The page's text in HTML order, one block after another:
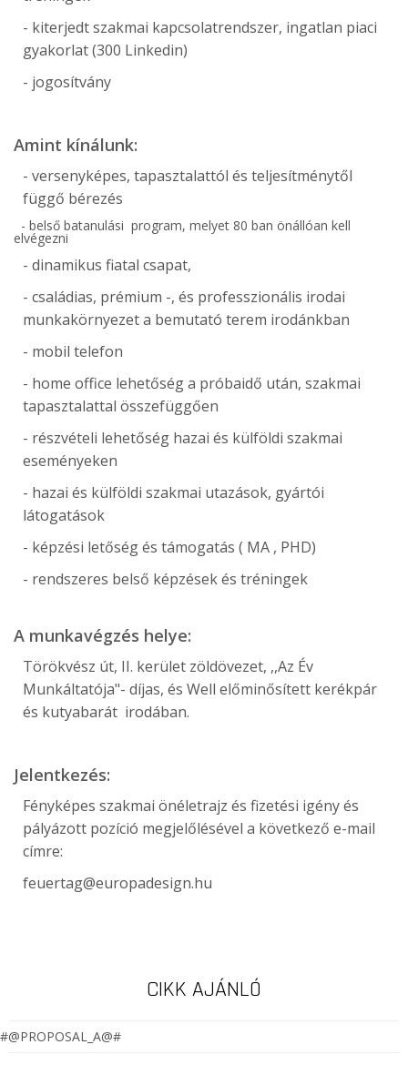
- kiterjedt szakmai kapcsolatrendszer, ingatlan piaci
gyakorlat (300 Linkedin)
- jogosítvány
Amint kínálunk:
- versenyképes, tapasztalattól és teljesítménytől
függő bérezés
- belső batanulási program, melyet 80 ban önállóan kell
elvégezni
- dinamikus fiatal csapat,
- családias, prémium -, és professzionális irodai
munkakörnyezet a bemutató terem irodánkban
- mobil telefon
- home office lehetőség a próbaidő után, szakmai
tapasztalattal összefüggően
- részvételi lehetőség hazai és külföldi szakmai
eseményeken
- hazai és külföldi szakmai utazások, gyártói
látogatások
- képzési letőség és támogatás ( MA , PHD)
- rendszeres belső képzések és tréningek
A munkavégzés helye:
Törökvész út, II. kerület zöldövezet, ,,Az Év
Munkáltatója"- díjas, és Well előminősített kerékpár
és kutyabarát irodában.
Jelentkezés:
Fényképes szakmai önéletrajz és fizetési igény és
pályázott pozíció megjelőlésével a következő e-mail
címre:
feuertag@europadesign.hu
CIKK AJÁNLÓ
#@PROPOSAL_A@#